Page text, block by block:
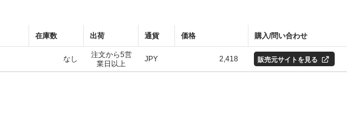
在庫数 出荷 通貨 価格 購入/問い合わせ
なし
注文から5営
業日以上
JPY 2,418 販売元サイトを見る